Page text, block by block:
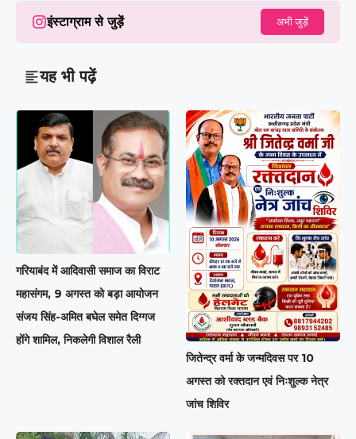
इंस्टाग्राम से जुड़ें अभी जुड़ें
यह भी पढ़ें
गरियाबंद में आदिवासी समाज का विराट
महासंगम, 9 अगस्त को बड़ा आयोजन
संजय सिंह-अमित बघेल समेत दिग्गज
होंगे शामिल, निकलेगी विशाल रैली
जितेन्द्र वर्मा के जन्मदिवस पर 10
अगस्त को रक्तदान एवं निःशुल्क नेत्र
जांच शिविर